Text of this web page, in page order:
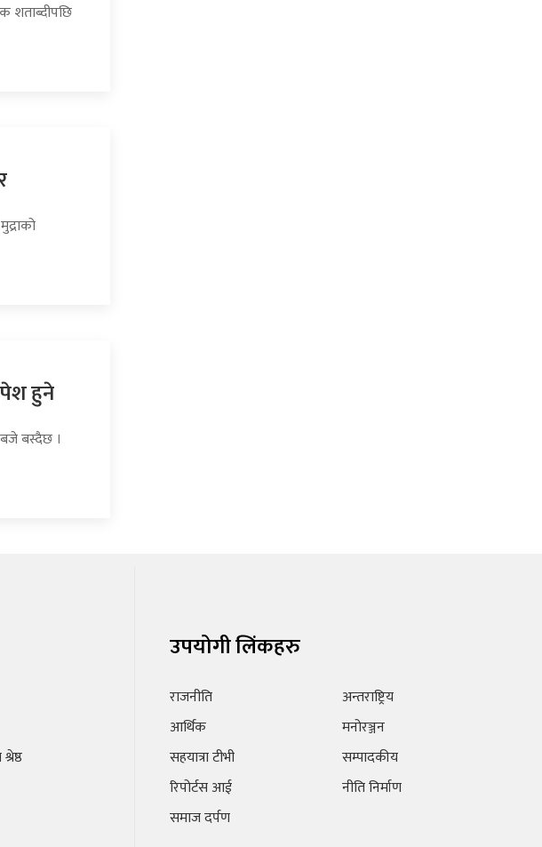
शताब्दीपछि
हुने
बस्दैछ ।
उपयोगी लिंकहरु
राजनीति
आर्थिक
सहयात्रा टीभी
रिपोर्टस आई
समाज दर्पण
अन्तराष्ट्रिय
मनोरञ्जन
सम्पादकीय
नीति निर्माण